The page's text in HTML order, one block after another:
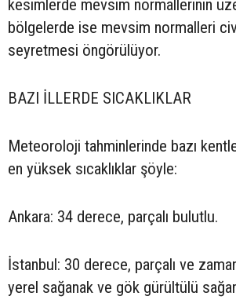
kesimlerde mevsim normallerinin
bölgelerde ise mevsim normalleri
seyretmesi öngörülüyor.
BAZI İLLERDE SICAKLIKLAR
Meteoroloji tahminlerinde bazı
en yüksek sıcaklıklar şöyle:
Ankara: 34 derece, parçalı bulutlu.
İstanbul: 30 derece, parçalı ve
yerel sağanak ve gök gürültülü